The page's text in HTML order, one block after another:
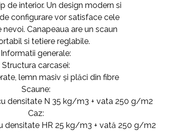
de interior. Un design modern si
configurare vor satisface cele
Canapeaua are un scaun
si tetiere reglabile.
Informatii generale:
Structura carcasei:
lemn masiv și plăci din fibre
Scaune:
densitate N 35 kg/m3 + vata 250 g/m2
Caz:
densitate HR 25 kg/m3 + vată 250 g/m2